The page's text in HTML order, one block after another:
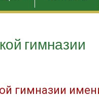
гимназии
гимназии